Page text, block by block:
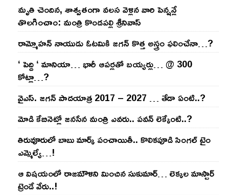
మృతి చెందిన, శాశ్వతంగా వలస వెళ్లిన వారి పెన్ష‌న్లే
తొల‌గించాం: మంత్రి కొండపల్లి శ్రీనివాస్
రామ్మోహ‌న్ నాయుడు ఓట‌మికి జ‌గ‌న్ కొత్త అస్త్రం ఫ‌లించేనా…?
‘ పెద్ది ‘ మానియా… భారీ ఆప‌ర్ల‌తో బ‌య్య‌ర్లు… @ 300
కోట్లా…?
వైఎస్‌. జ‌గ‌న్ పాద‌యాత్ర 2017 – 2027 … తేడా ఏంటి..?
మోడి కేబినెట్లో జ‌నసేన మంత్రి ఎవ‌రు.. ప‌వ‌న్ లెక్కేంటి..?
తిరువూరులో బాబు మార్క్ పంచాయితీ.. కొలిక‌పూడి సింగ‌ల్ టైం
ఎమ్మెల్యే…!
ఆ విష‌యంలో రాజ‌మౌళిని మించిన సుకుమార్‌… లెక్క‌ల మాస్టార్
ట్రెండే వేరు..!